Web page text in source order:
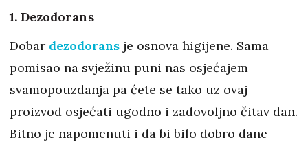
1. Dezodorans
Dobar dezodorans je osnova higijene. Sama
pomisao na svježinu puni nas osjećajem
svamopouzdanja pa ćete se tako uz ovaj
proizvod osjećati ugodno i zadovoljno čitav dan.
Bitno je napomenuti i da bi bilo dobro dane